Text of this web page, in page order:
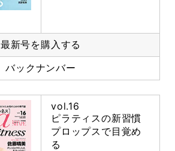
最新号を購入する
バックナンバー
vol.16
ピラティスの新習慣
プロップスで目覚め
る